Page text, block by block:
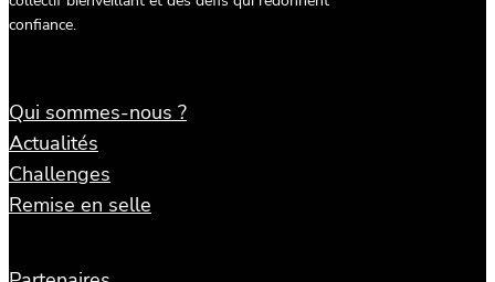
confiance.
Qui sommes-nous ?
Actualités
Challenges
Remise en selle